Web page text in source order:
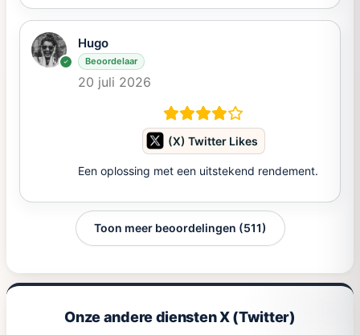
Hugo
Beoordelaar
20 juli 2026
(X) Twitter Likes
Een oplossing met een uitstekend rendement.
Toon meer beoordelingen (511)
Onze andere diensten X (Twitter)